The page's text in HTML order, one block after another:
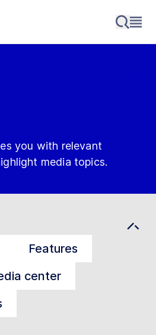
you with relevant
media topics.
Features
center